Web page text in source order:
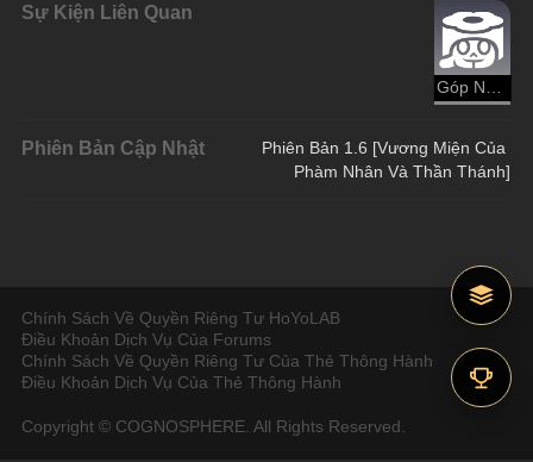
Sự Kiện Liên Quan
Góp Nhặt Thú Cưng
Phiên Bản Cập Nhật
Phiên Bản 1.6 [Vương Miện Của
Phàm Nhân Và Thần Thánh]
Chính Sách Về Quyền Riêng Tư HoYoLAB
Điều Khoản Dịch Vụ Của Forums
Chính Sách Về Quyền Riêng Tư Của Thẻ Thông Hành
Điều Khoản Dịch Vụ Của Thẻ Thông Hành
Copyright © COGNOSPHERE. All Rights Reserved.